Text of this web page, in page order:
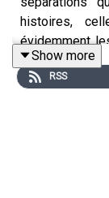
histoires,
évidemment
raconter son
grand amour.
Show more
RSS